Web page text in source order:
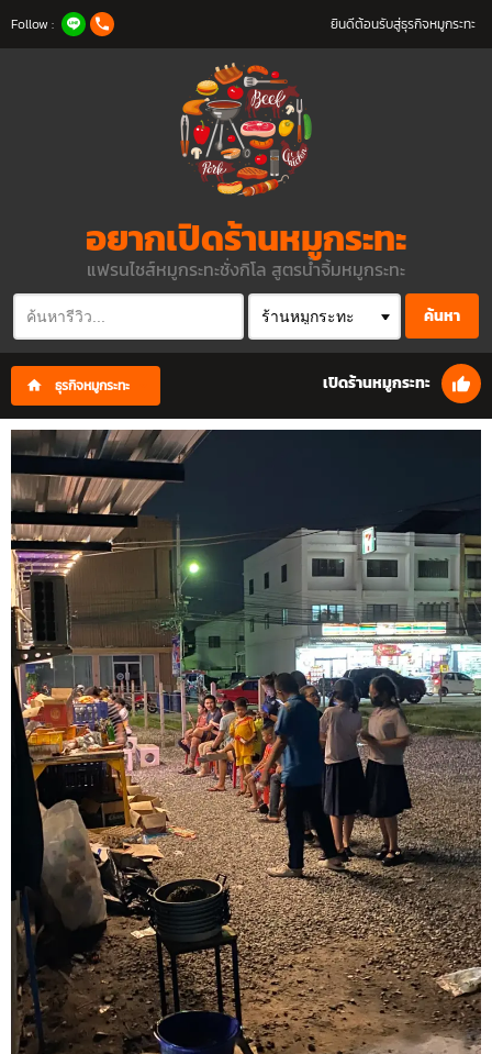
Follow : ยินดีต้อนรับสู่ธุรกิจหมูกระทะ
อยากเปิดร้านหมูกระทะ
แฟรนไชส์หมูกระทะชั่งกิโล สูตรน้ำจิ้มหมูกระทะ
ค้นหา
ธุรกิจหมูกระทะ เปิดร้านหมูกระทะ